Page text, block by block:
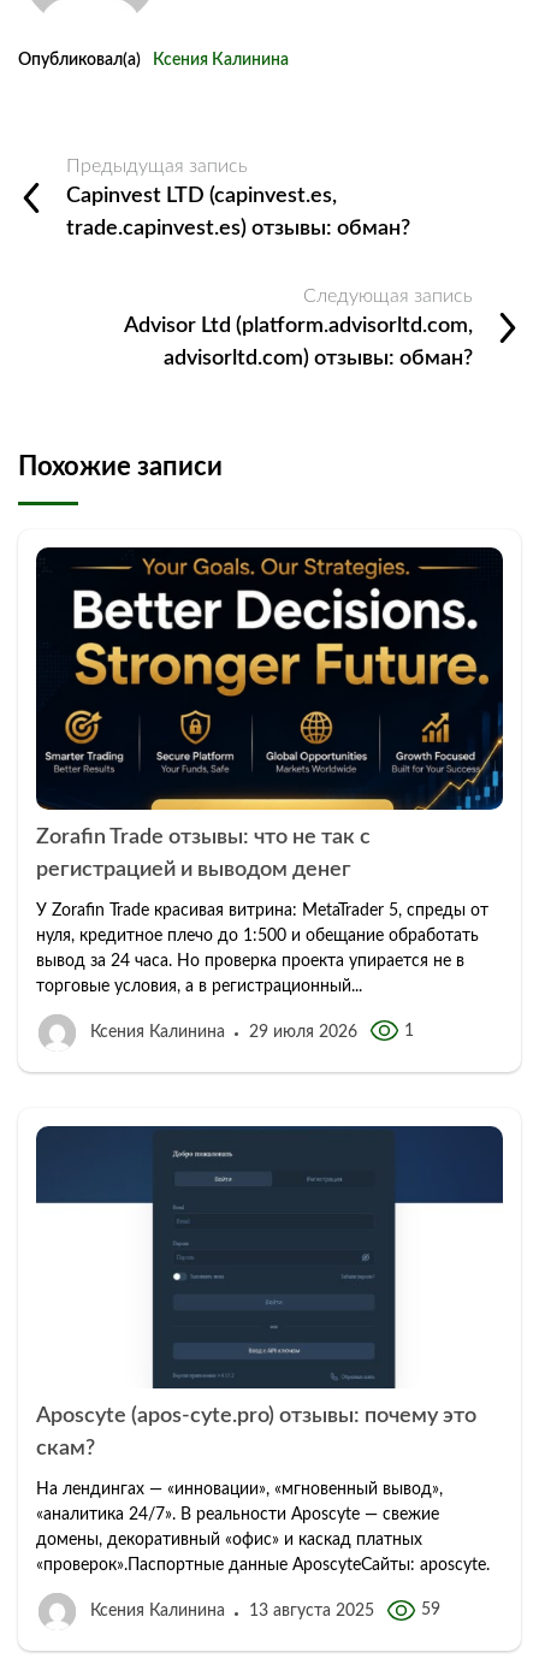
Опубликовал(а) Ксения Калинина
Предыдущая запись
Capinvest LTD (capinvest.es,
trade.capinvest.es) отзывы: обман?
Следующая запись
Advisor Ltd (platform.advisorltd.com,
advisorltd.com) отзывы: обман?
Похожие записи
Zorafin Trade отзывы: что не так с
регистрацией и выводом денег
У Zorafin Trade красивая витрина: MetaTrader 5, спреды от
нуля, кредитное плечо до 1:500 и обещание обработать
вывод за 24 часа. Но проверка проекта упирается не в
торговые условия, а в регистрационный...
Ксения Калинина 29 июля 2026 1
Aposcyte (apos-cyte.pro) отзывы: почему это
скам?
На лендингах — «инновации», «мгновенный вывод»,
«аналитика 24/7». В реальности Aposcyte — свежие
домены, декоративный «офис» и каскад платных
«проверок».Паспортные данные AposcyteСайты: aposcyte.
Ксения Калинина 13 августа 2025 59